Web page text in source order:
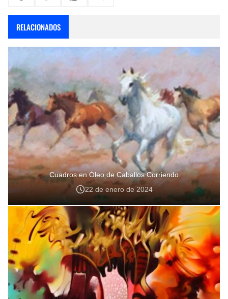
RELACIONADOS
Cuadros en Óleo de Caballos Corriendo
22 de enero de 2024